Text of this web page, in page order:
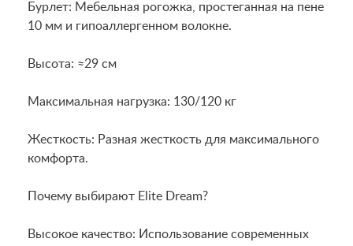
Бурлет: Мебельная рогожка, простеганная на пене
10 мм и гипоаллергенном волокне.
Высота: ≈29 см
Максимальная нагрузка: 130/120 кг
Жесткость: Разная жесткость для максимального
комфорта.
Почему выбирают Elite Dream?
Высокое качество: Использование современных